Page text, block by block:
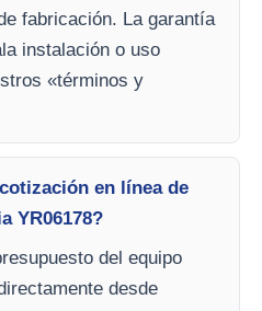
fabricación. La garantía
instalación o uso
«términos y
en línea de
YR06178?
del equipo
desde